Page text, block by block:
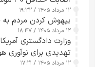
۱۲ مرداد ۱۴۰۵ / ۱۹:۳۲
بیهوش کردن مردم به
۱۲ مرداد ۱۴۰۵ / ۱۸:۴۷
تهدیدی برای
۱۲ مرداد ۱۴۰۵ / ۱۷:۲۱